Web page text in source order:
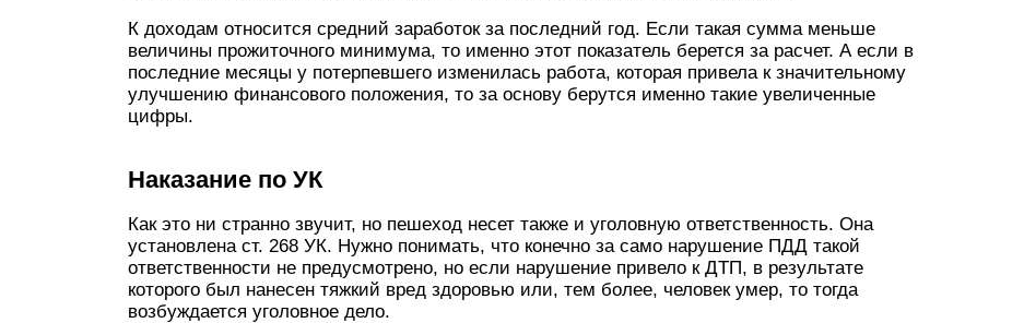
К доходам относится средний заработок за последний год. Если такая сумма меньше
величины прожиточного минимума, то именно этот показатель берется за расчет. А если в
последние месяцы у потерпевшего изменилась работа, которая привела к значительному
улучшению финансового положения, то за основу берутся именно такие увеличенные
цифры.
Наказание по УК
Как это ни странно звучит, но пешеход несет также и уголовную ответственность. Она
установлена ст. 268 УК. Нужно понимать, что конечно за само нарушение ПДД такой
ответственности не предусмотрено, но если нарушение привело к ДТП, в результате
которого был нанесен тяжкий вред здоровью или, тем более, человек умер, то тогда
возбуждается уголовное дело.